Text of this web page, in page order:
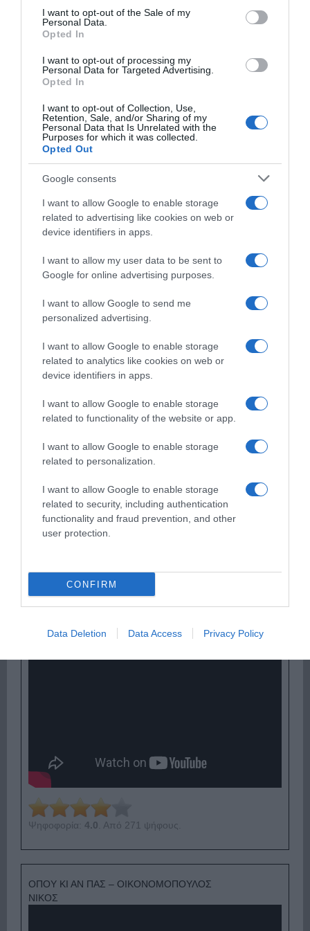
consent section.
I want to opt-out of the Sale of my
Personal Data.
Opted In
I want to opt-out of processing my
Personal Data for Targeted Advertising.
Opted In
I want to opt-out of Collection, Use,
Retention, Sale, and/or Sharing of my
Personal Data that Is Unrelated with the
Purposes for which it was collected.
Opted Out
Google consents
I want to allow Google to enable storage
related to advertising like cookies on web or
device identifiers in apps.
I want to allow my user data to be sent to
Google for online advertising purposes.
I want to allow Google to send me
personalized advertising.
I want to allow Google to enable storage
related to analytics like cookies on web or
device identifiers in apps.
I want to allow Google to enable storage
related to functionality of the website or app.
I want to allow Google to enable storage
related to personalization.
I want to allow Google to enable storage
related to security, including authentication
functionality and fraud prevention, and other
user protection.
CONFIRM
Data Deletion Data Access Privacy Policy
Ψηφοφορία:
ΔΕΥΤΕΡΑ – ΡΕΜΟΣ ΑΝΤΩΝΗΣ
Ψηφοφορία:4.1. Από 325 ψήφους.
ΕΞΑΙΡΕΣΗ – ΒΙΣΣΗ ΑΝΝΑ
Ψηφοφορία: 4.0 . Από 271 ψήφους.
ΟΠΟΥ ΚΙ ΑΝ ΠΑΣ – ΟΙΚΟΝΟΜΟΠΟΥΛΟΣ
ΝΙΚΟΣ